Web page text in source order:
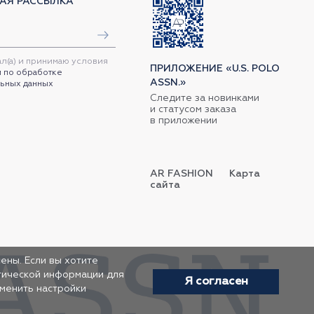
и принимаю условия
по обработке
данных
ПРИЛОЖЕНИЕ «U.S. POLO
ASSN.»
Следите за новинками
и статусом заказа
в приложении
AR FASHION
Карта
сайта
Если вы хотите
информации для
настройки
Я согласен